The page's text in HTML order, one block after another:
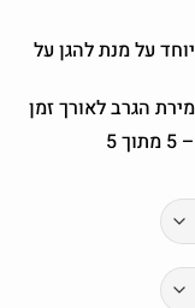
על מנת להגן על
הגרב לאורך זמן